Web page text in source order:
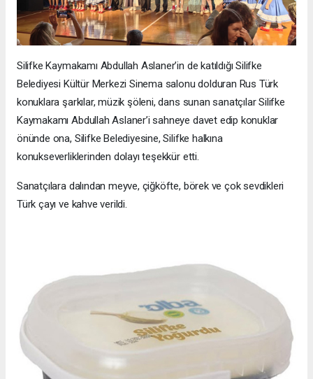
Silifke Kaymakamı Abdullah Aslaner’in de katıldığı Silifke
Belediyesi Kültür Merkezi Sinema salonu dolduran Rus Türk
konuklara şarkılar, müzik şöleni, dans sunan sanatçılar Silifke
Kaymakamı Abdullah Aslaner’i sahneye davet edip konuklar
önünde ona, Silifke Belediyesine, Silifke halkına
konukseverliklerinden dolayı teşekkür etti.
Sanatçılara dalından meyve, çiğköfte, börek ve çok sevdikleri
Türk çayı ve kahve verildi.